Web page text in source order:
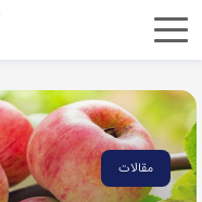
مقالات